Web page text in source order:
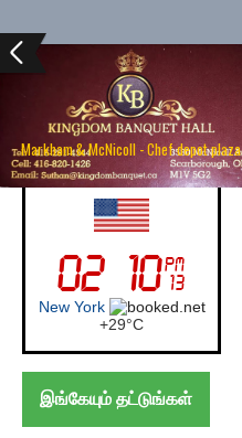
Markham & McNicoll - Chef depot plaza
UK (London)
London
+21°C
இங்கேயும் தட்டுங்கள்